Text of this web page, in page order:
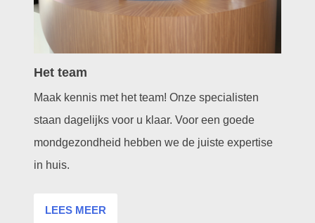
Het team
Maak kennis met het team! Onze specialisten
staan dagelijks voor u klaar. Voor een goede
mondgezondheid hebben we de juiste expertise
in huis.
LEES MEER